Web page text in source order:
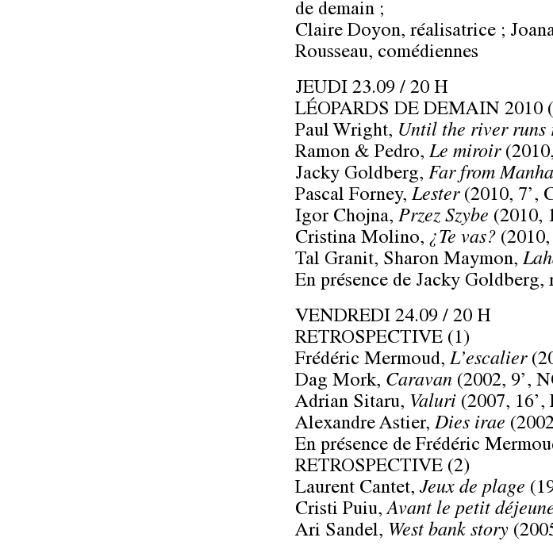
de demain ;
Claire Doyon, réalisatrice ;
Rousseau, comédiennes
JEUDI 23.09 / 20 H
LÉOPARDS DE DEMAIN 2010
Paul Wright, Until the river runs
Ramon & Pedro, Le miroir
Jacky Goldberg, Far from
Pascal Forney, Lester (2010, 7’,
Igor Chojna, Przez Szybe (2010,
Cristina Molino, ¿Te vas? (2010,
Tal Granit, Sharon Maymon,
En présence de Jacky Goldberg,
VENDREDI 24.09 / 20 H
RETROSPECTIVE (1)
Frédéric Mermoud, L’escalier
Dag Mork, Caravan (2002, 9’,
Adrian Sitaru, Valuri (2007, 16’,
Alexandre Astier, Dies irae
En présence de Frédéric
RETROSPECTIVE (2)
Laurent Cantet, Jeux de plage
Cristi Puiu,Avant le petit
Ari Sandel, West bank story